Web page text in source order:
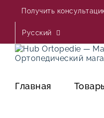
content
Получить
Русский
Главная